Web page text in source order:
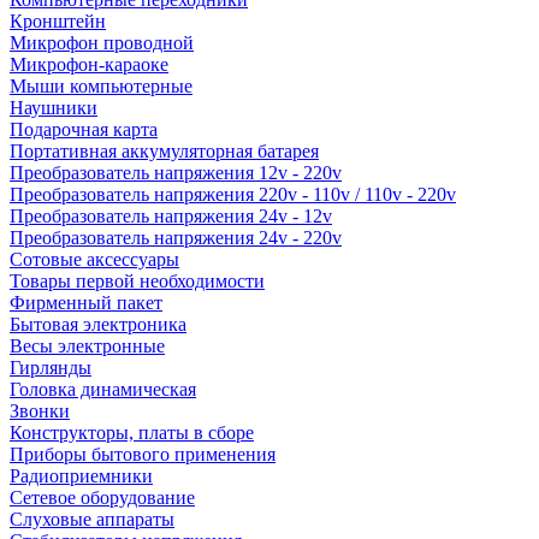
Кронштейн
Микрофон проводной
Микрофон-караоке
Мыши компьютерные
Наушники
Подарочная карта
Портативная аккумуляторная батарея
Преобразователь напряжения 12v - 220v
Преобразователь напряжения 220v - 110v / 110v - 220v
Преобразователь напряжения 24v - 12v
Преобразователь напряжения 24v - 220v
Сотовые аксессуары
Товары первой необходимости
Фирменный пакет
Бытовая электроника
Весы электронные
Гирлянды
Головка динамическая
Звонки
Конструкторы, платы в сборе
Приборы бытового применения
Радиоприемники
Сетевое оборудование
Слуховые аппараты